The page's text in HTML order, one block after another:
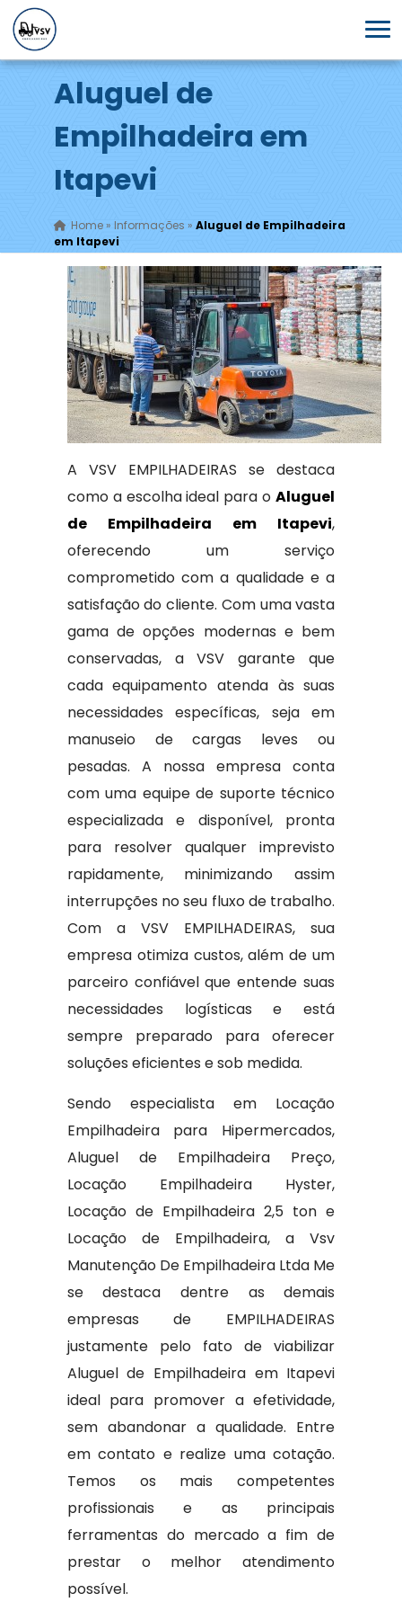
Aluguel de
Empilhadeira em
Itapevi
Home» Informações » Aluguel de Empilhadeira
em Itapevi
A VSV EMPILHADEIRAS se destaca
como a escolha ideal para oAluguel
de Empilhadeira em Itapevi,
oferecendo um serviço
comprometido com a qualidade e a
satisfação do cliente. Com uma vasta
gama de opções modernas e bem
conservadas, a VSV garante que
cada equipamento atenda às suas
necessidades específicas, seja em
manuseio de cargas leves ou
pesadas. A nossa empresa conta
com uma equipe de suporte técnico
especializada e disponível, pronta
para resolver qualquer imprevisto
rapidamente, minimizando assim
interrupções no seu fluxo de trabalho.
Com a VSV EMPILHADEIRAS, sua
empresa otimiza custos, além de um
parceiro confiável que entende suas
necessidades logísticas e está
sempre preparado para oferecer
soluções eficientes e sob medida.
Sendo especialista em Locação
Empilhadeira para Hipermercados,
Aluguel de Empilhadeira Preço,
Locação Empilhadeira Hyster,
Locação de Empilhadeira 2,5 ton e
Locação de Empilhadeira, a Vsv
Manutenção De Empilhadeira Ltda Me
se destaca dentre as demais
empresas de EMPILHADEIRAS
justamente pelo fato de viabilizar
Aluguel de Empilhadeira em Itapevi
ideal para promover a efetividade,
sem abandonar a qualidade. Entre
em contato e realize uma cotação.
Temos os mais competentes
profissionais e as principais
ferramentas do mercado a fim de
prestar o melhor atendimento
possível.